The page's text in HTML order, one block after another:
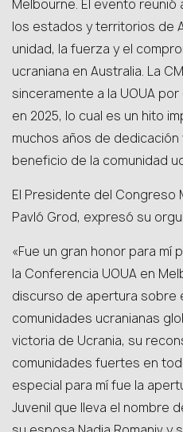
Melbourne. El evento
los estados y territorios de
unidad, la fuerza y ​​el
ucraniana en Australia. La
sinceramente a la UOUA
en 2025, lo cual es un hito
muchos años de
beneficio de la comunidad
El Presidente del Congreso
Pavló Grod, expresó su
«Fue un gran honor para mí
la Conferencia UOUA en
discurso de apertura sobre
comunidades ucranianas
victoria de Ucrania, su
comunidades fuertes en
especial para mí fue la
Juvenil que lleva el nombre